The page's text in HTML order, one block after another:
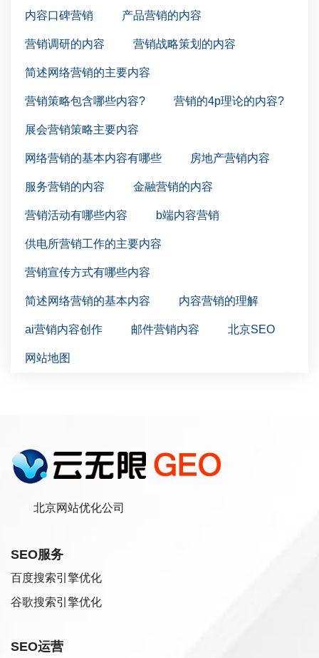
内容口碑营销 产品营销的内容
营销调研的内容 营销战略策划的内容
简述网络营销的主要内容
营销策略包含哪些内容? 营销的4p理论的内容?
展会营销策略主要内容
网络营销的基本内容有哪些 房地产营销内容
服务营销的内容 金融营销的内容
营销活动有哪些内容 b端内容营销
供电所营销工作的主要内容
营销宣传方式有哪些内容
简述网络营销的基本内容 内容营销的理解
ai营销内容创作 邮件营销内容 北京SEO
网站地图
北京网站优化公司
SEO服务
百度搜索引擎优化
谷歌搜索引擎优化
SEO运营